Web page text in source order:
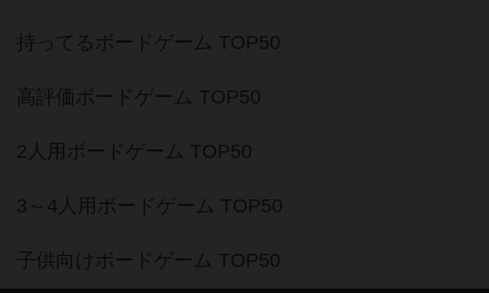
持ってるボードゲーム TOP50
高評価ボードゲーム TOP50
2人用ボードゲーム TOP50
3～4人用ボードゲーム TOP50
子供向けボードゲーム TOP50